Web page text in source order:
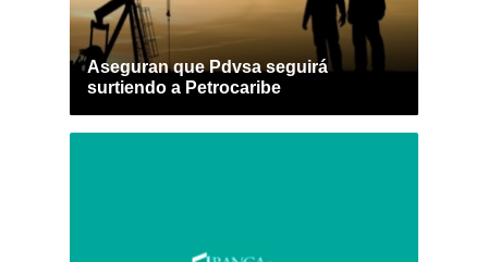
Aseguran que Pdvsa seguirá
surtiendo a Petrocaribe